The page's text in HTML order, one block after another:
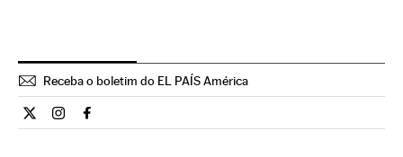
Receba o boletim do EL PAÍS América
Cultura El País Brasil en Twitter
Cultura El País Brasil en Instagram
Cultura El País Brasil en Facebook